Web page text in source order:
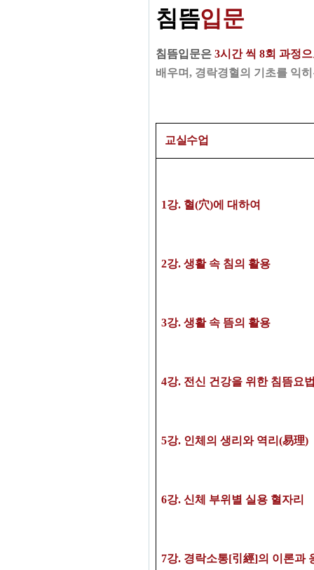
침뜸입문
침뜸입문은 3시간 씩 8회 과정
배우며, 경락경혈의 기초를 익
교실수업
1강. 혈(穴)에 대하여
2강. 생활 속 침의 활용
3강. 생활 속 뜸의 활용
4강. 전신 건강을 위한 침뜸요
5강. 인체의 생리와 역리(易理)
6강. 신체 부위별 실용 혈자리
7강. 경락소통[引經]의 이론과